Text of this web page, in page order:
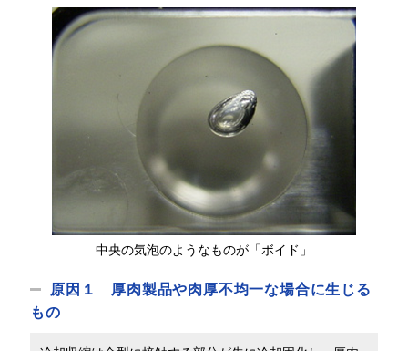
中央の気泡のようなものが「ボイド」
原因１ 厚肉製品や肉厚不均一な場合に生じる
もの